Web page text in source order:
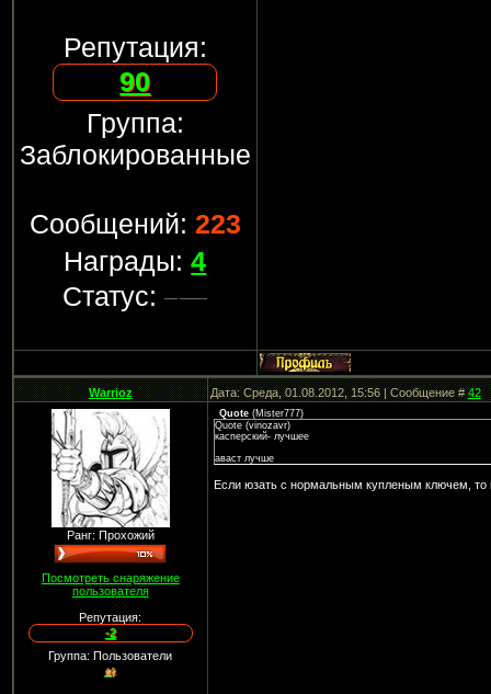
Репутация:
90
Группа:
Заблокированные
Сообщений: 223
Награды:4
Статус:
Warrioz Дата: Среда, 01.08.2012, 15:56 | Сообщение #42
Ранг: Прохожий
Посмотреть снаряжение
пользователя
Репутация:
-2
Группа: Пользователи
Quote(Mister777)
Quote (vinozavr)
касперский- лучшее
аваст лучше
Если юзать с нормальным купленым ключем, то